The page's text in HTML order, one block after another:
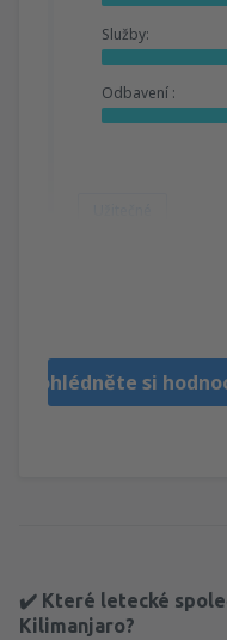
Služby:
Odbavení :
Prohlédněte si
✔️ Které letecké
Kilimanjaro?